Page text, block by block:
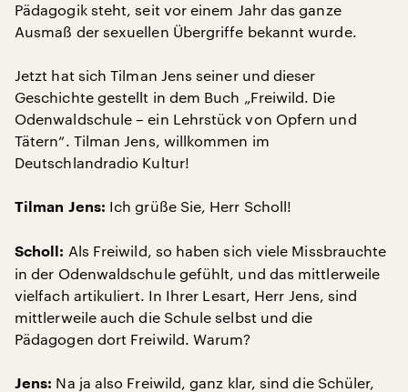
Pädagogik steht, seit vor einem Jahr das ganze
Ausmaß der sexuellen Übergriffe bekannt wurde.
Jetzt hat sich Tilman Jens seiner und dieser
Geschichte gestellt in dem Buch „Freiwild. Die
Odenwaldschule – ein Lehrstück von Opfern und
Tätern“. Tilman Jens, willkommen im
Deutschlandradio Kultur!
Tilman Jens: Ich grüße Sie, Herr Scholl!
Scholl: Als Freiwild, so haben sich viele Missbrauchte
in der Odenwaldschule gefühlt, und das mittlerweile
vielfach artikuliert. In Ihrer Lesart, Herr Jens, sind
mittlerweile auch die Schule selbst und die
Pädagogen dort Freiwild. Warum?
Jens: Na ja also Freiwild, ganz klar, sind die Schüler,